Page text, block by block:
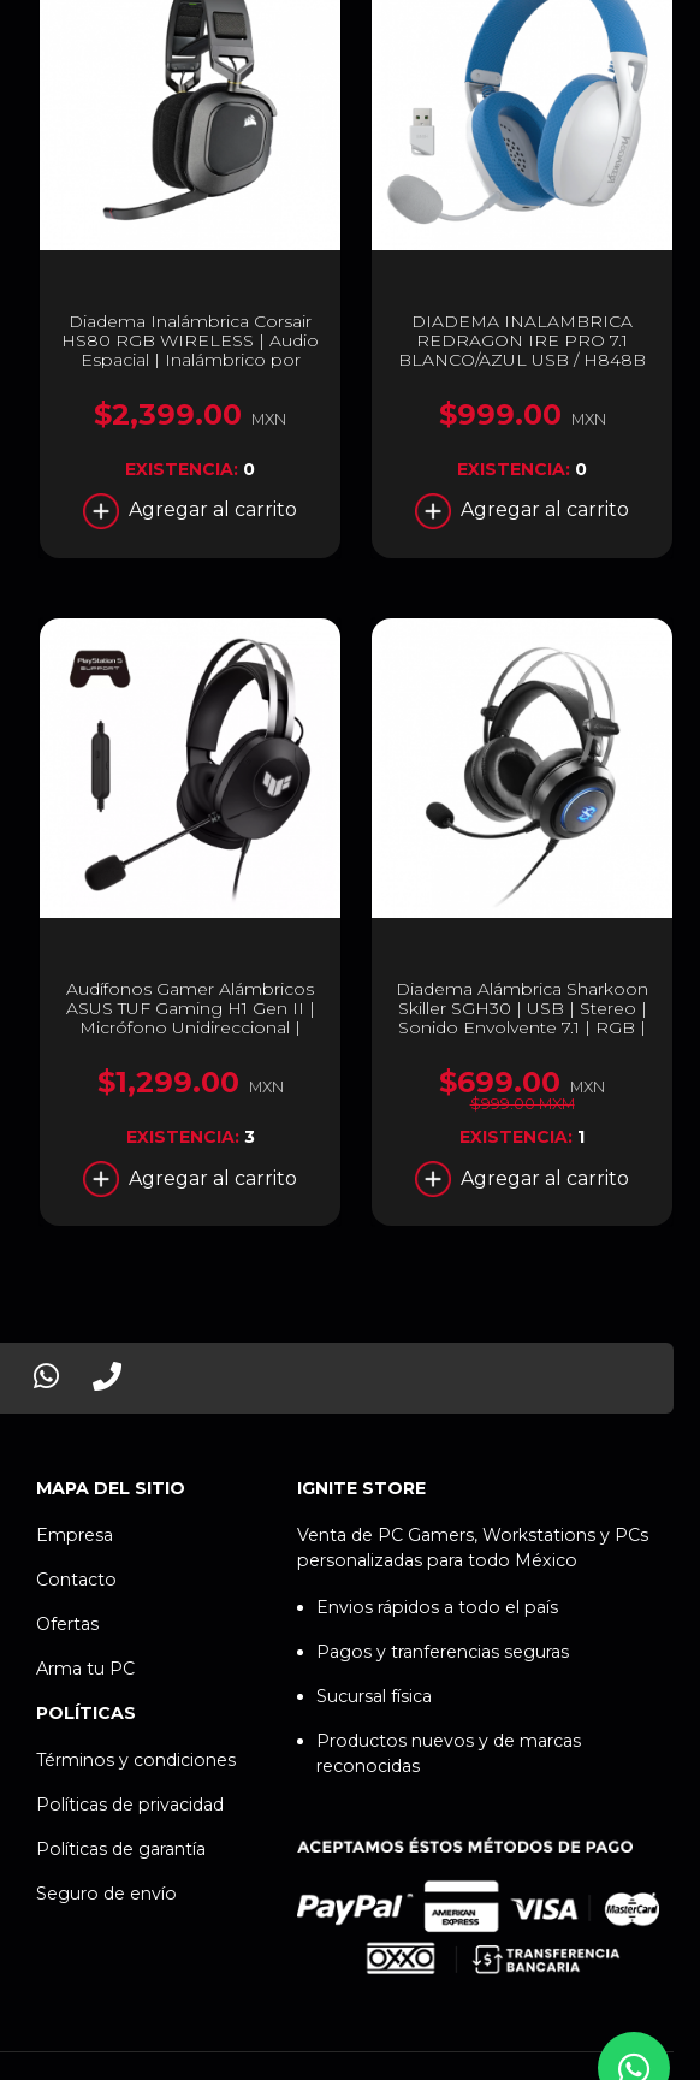
Diadema Inalámbrica Corsair
HS80 RGB WIRELESS | Audio
Espacial | Inalámbrico por
PC/MAC/Playstation |
Micrófono | Color Carbón |
CA-9011235-NA
$2,399.00 MXN
EXISTENCIA: 0
Agregar al carrito
DIADEMA INALAMBRICA
REDRAGON IRE PRO 7.1
BLANCO/AZUL USB / H848B
$999.00 MXN
EXISTENCIA: 0
Agregar al carrito
Audífonos Gamer Alámbricos
ASUS TUF Gaming H1 Gen II |
Micrófono Unidireccional |
Transductores ASUS Essence
40mm | Conexión USB-C con
| Negro | A302 TUF H1 GEN II
$1,299.00 MXN
EXISTENCIA: 3
Agregar al carrito
Diadema Alámbrica Sharkoon
Skiller SGH30 | USB | Stereo |
Sonido Envolvente 7.1 | RGB |
PC / PS4/5 | RGB | Color
Negro | H-SGH30
$699.00
MXN
$999.00 MXM
EXISTENCIA: 1
Agregar al carrito
MAPA DEL SITIO
Empresa
Contacto
Ofertas
Arma tu PC
POLÍTICAS
Términos y condiciones
Políticas de privacidad
Políticas de garantía
Seguro de envío
IGNITE STORE
Venta de PC Gamers, Workstations y PCs
personalizadas para todo México
Envios rápidos a todo el país
Pagos y tranferencias seguras
Sucursal física
Productos nuevos y de marcas
reconocidas